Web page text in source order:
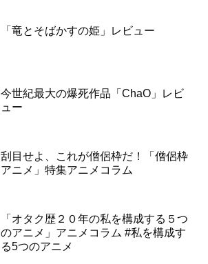
「竜とそばかすの姫」レビュー
今世紀最大の爆死作品「ChaO」レビ
ュー
刮目せよ、これが僧侶枠だ！「僧侶枠
アニメ」特集アニメコラム
「オタク歴２０年の私を構成する５つ
のアニメ」アニメコラム #私を構成す
る5つのアニメ